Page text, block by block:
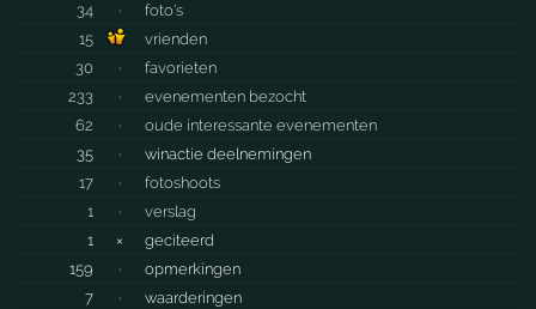
34
·
foto's
15
vrienden
30
·
favorieten
233
·
evenementen bezocht
62
·
oude interessante evenementen
35
·
winactie deelnemingen
17
·
fotoshoots
1
·
verslag
1
×
geciteerd
159
·
opmerkingen
7
·
waarderingen